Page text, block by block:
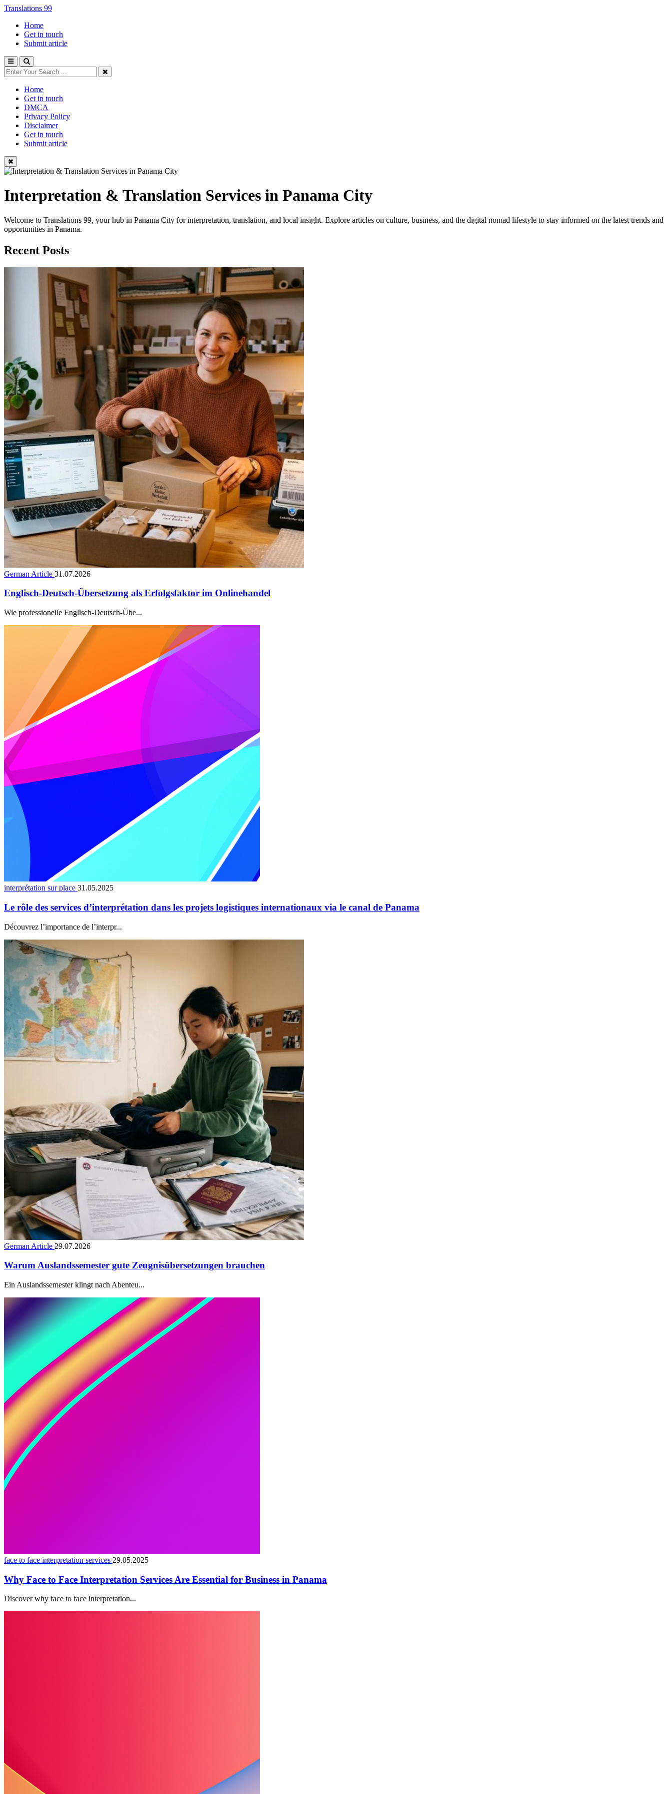
Translations 99
Home
Get in touch
Submit article
Home
Get in touch
DMCA
Privacy Policy
Disclaimer
Get in touch
Submit article
Interpretation & Translation Services in Panama City
Welcome to Translations 99, your hub in Panama City for interpretation, translation, and local insight. Explore articles on culture, business, and the digital nomad lifestyle to stay informed on the latest trends and
opportunities in Panama.
Recent Posts
German Article 31.07.2026
Englisch-Deutsch-Übersetzung als Erfolgsfaktor im Onlinehandel
Wie professionelle Englisch-Deutsch-Übe...
interprétation sur place 31.05.2025
Le rôle des services d’interprétation dans les projets logistiques internationaux via le canal de Panama
Découvrez l’importance de l’interpr...
German Article 29.07.2026
Warum Auslandssemester gute Zeugnisübersetzungen brauchen
Ein Auslandssemester klingt nach Abenteu...
face to face interpretation services 29.05.2025
Why Face to Face Interpretation Services Are Essential for Business in Panama
Discover why face to face interpretation...